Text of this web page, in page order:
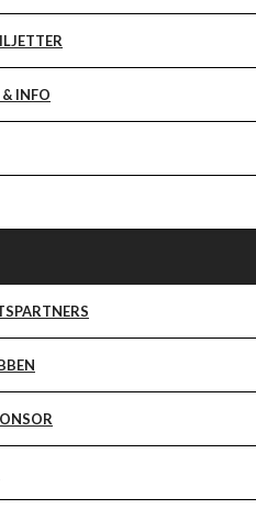
& INFO
om att kunna swisha för
vid matcherna
sin entré till:123 579 06 88
swisha en gåva tilll oss kan i så